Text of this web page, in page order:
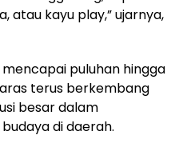
atau kayu play,” ujarnya,
puluhan hingga
terus berkembang
besar dalam
di daerah.